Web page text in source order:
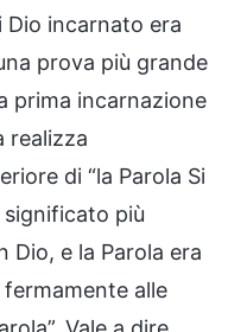
Dio incarnato era
prova più grande
prima incarnazione
realizza
di “la Parola Si
più
Dio, e la Parola era
alle